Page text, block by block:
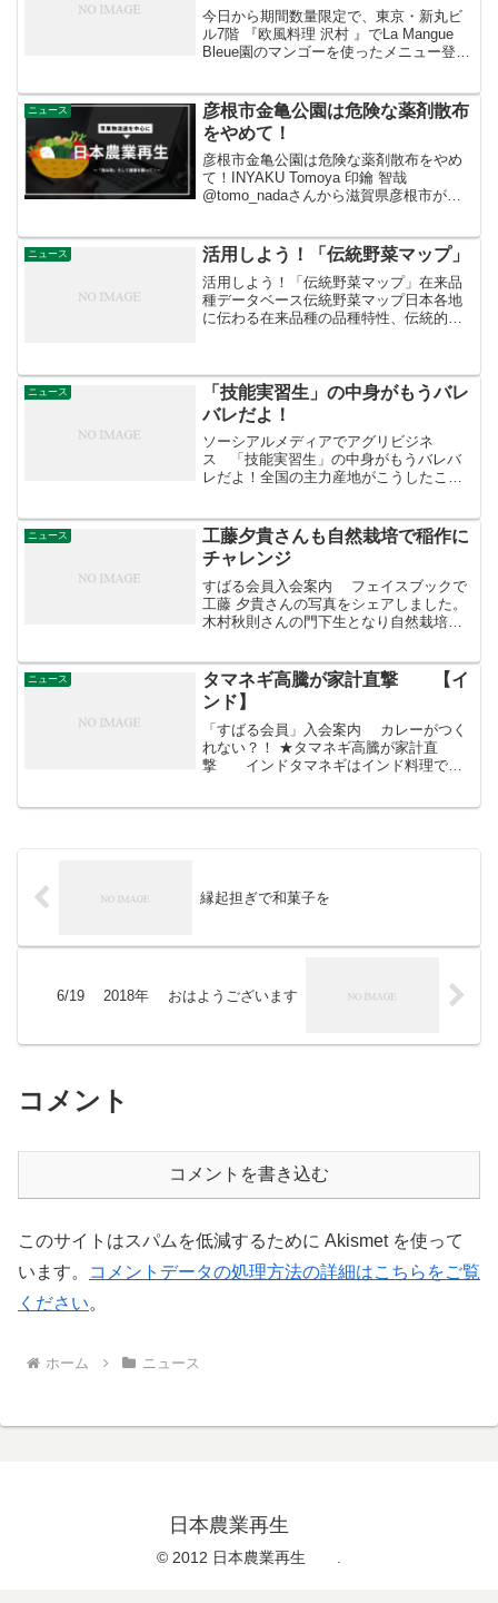
今日から期間数量限定で、東京・新丸ビ
ル7階 『欧風料理 沢村 』でLa Mangue
Bleue園のマンゴーを使ったメニュー登
ニュース
彦根市金亀公園は危険な薬剤散布
をやめて！
彦根市金亀公園は危険な薬剤散布をやめ
て！INYAKU Tomoya 印鑰 智哉
@tomo_nadaさんから滋賀県彦根市が公
もが発ガンしたとして訴訟が起きている
のに...
ニュース 活用しよう！「伝統野菜マップ」
活用しよう！「伝統野菜マップ」在来品
種データベース伝統野菜マップ日本各地
に伝わる在来品種の品種特性、伝統的利
ニュース
「技能実習生」の中身がもうバレ
バレだよ！
ソーシアルメディアでアグリビジネ
ス 「技能実習生」の中身がもうバレバ
レだよ！全国の主力産地がこうしたこと
う。労働力確保を真剣に考え直さないと
いけない。 ++++++...
ニュース
工藤夕貴さんも自然栽培で稲作に
チャレンジ
すばる会員入会案内 フェイスブックで
工藤 夕貴さんの写真をシェアしました。
木村秋則さんの門下生となり自然栽培で
ニュース
タマネギ高騰が家計直撃 【イ
ンド】
「すばる会員」入会案内 カレーがつく
れない？！ ★タマネギ高騰が家計直
撃 インドタマネギはインド料理でよ
縁起担ぎで和菓子を
6/19 2018年 おはようございます
コメント
コメントを書き込む
このサイトはスパムを低減するために Akismet を使って
います。
コメントデータの処理方法の詳細はこちらをご覧
ください。
ホーム ニュース
日本農業再生
© 2012 日本農業再生 .